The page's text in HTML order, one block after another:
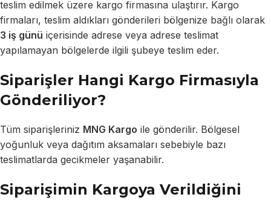
teslim edilmek üzere kargo firmasına ulaştırır. Kargo
firmaları, teslim aldıkları gönderileri bölgenize bağlı olarak
3 iş günü içerisinde adrese veya adrese teslimat
yapılamayan bölgelerde ilgili şubeye teslim eder.
Siparişler Hangi Kargo Firmasıyla
Gönderiliyor?
Tüm siparişleriniz MNG Kargo ile gönderilir. Bölgesel
yoğunluk veya dağıtım aksamaları sebebiyle bazı
teslimatlarda gecikmeler yaşanabilir.
Siparişimin Kargoya Verildiğini